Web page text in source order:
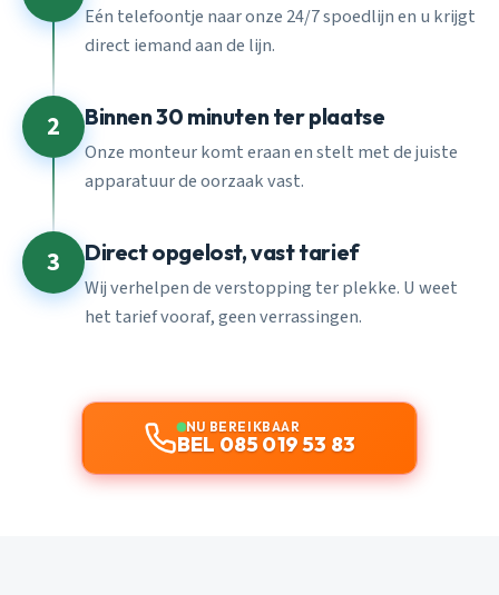
Eén telefoontje naar onze 24/7 spoedlijn en u krijgt
direct iemand aan de lijn.
2 Binnen 30 minuten ter plaatse
Onze monteur komt eraan en stelt met de juiste
apparatuur de oorzaak vast.
3 Direct opgelost, vast tarief
Wij verhelpen de verstopping ter plekke. U weet
het tarief vooraf, geen verrassingen.
NU BEREIKBAAR
BEL 085 019 53 83